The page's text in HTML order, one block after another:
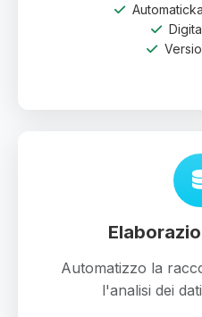
Automatizzo la
l'analisi dei